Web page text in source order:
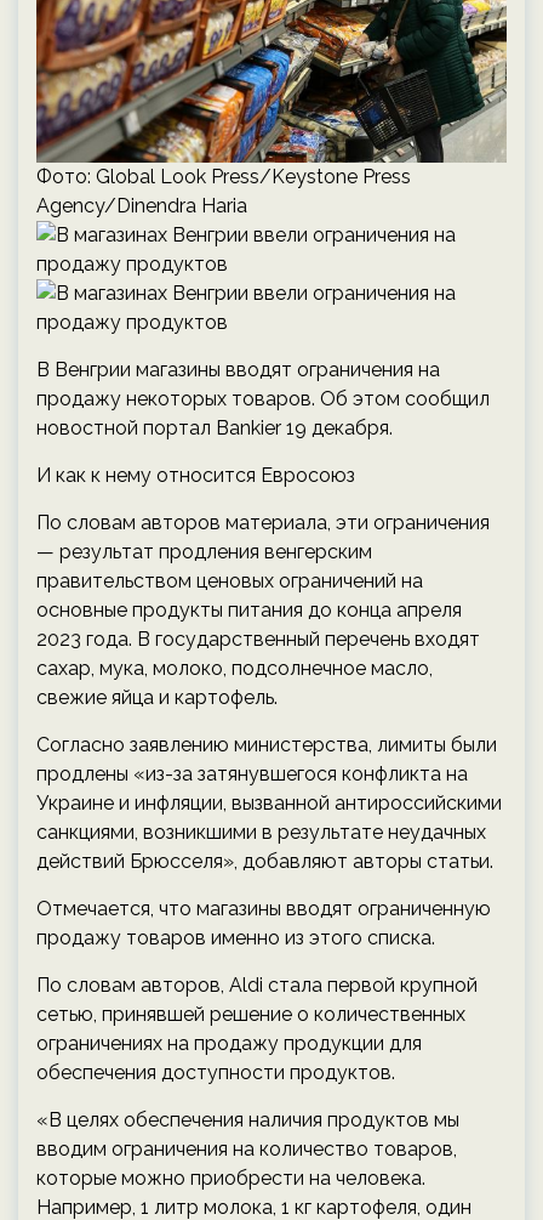
Фото: Global Look Press/Keystone Press
Agency/Dinendra Haria
В Венгрии магазины вводят ограничения на
продажу некоторых товаров. Об этом сообщил
новостной портал Bankier 19 декабря.
И как к нему относится Евросоюз
По словам авторов материала, эти ограничения
— результат продления венгерским
правительством ценовых ограничений на
основные продукты питания до конца апреля
2023 года. В государственный перечень входят
сахар, мука, молоко, подсолнечное масло,
свежие яйца и картофель.
Согласно заявлению министерства, лимиты были
продлены «из-за затянувшегося конфликта на
Украине и инфляции, вызванной антироссийскими
санкциями, возникшими в результате неудачных
действий Брюсселя», добавляют авторы статьи.
Отмечается, что магазины вводят ограниченную
продажу товаров именно из этого списка.
По словам авторов, Aldi стала первой крупной
сетью, принявшей решение о количественных
ограничениях на продажу продукции для
обеспечения доступности продуктов.
«В целях обеспечения наличия продуктов мы
вводим ограничения на количество товаров,
которые можно приобрести на человека.
Например, 1 литр молока, 1 кг картофеля, один